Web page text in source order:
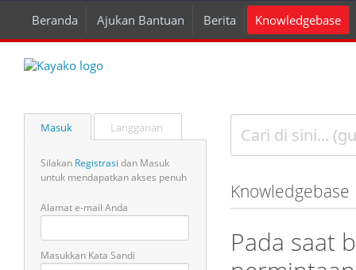
Beranda Ajukan Bantuan Berita Knowledgebase
Masuk Langganan
Silakan Registrasi dan Masuk
untuk mendapatkan akses penuh
Alamat e-mail Anda
Masukkan Kata Sandi
Knowledgebase
Pada saat